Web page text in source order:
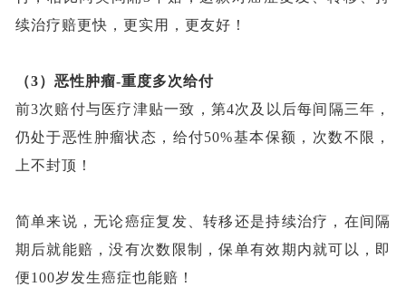
续治疗赔更快，更实用，更友好！
（3） 恶性肿瘤-重度多次给付
前3次赔付与医疗津贴一致，第4次及以后每间隔三年，
仍处于恶性肿瘤状态，给付50%基本保额，次数不限，
上不封顶！
简单来说，无论癌症复发、转移还是持续治疗，在间隔
期后就能赔，没有次数限制，保单有效期内就可以，即
便100岁发生癌症也能赔！